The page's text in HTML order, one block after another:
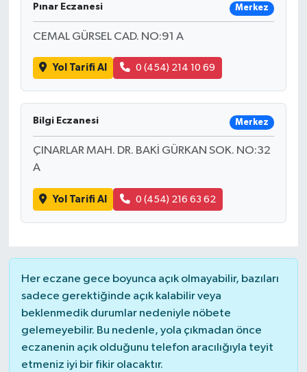
Pınar Eczanesi Merkez
CEMAL GÜRSEL CAD. NO:91 A
Yol Tarifi Al 0 (454) 214 10 69
Bilgi Eczanesi Merkez
ÇINARLAR MAH. DR. BAKİ GÜRKAN SOK. NO:32
A
Yol Tarifi Al 0 (454) 216 63 62
Her eczane gece boyunca açık olmayabilir, bazıları
sadece gerektiğinde açık kalabilir veya
beklenmedik durumlar nedeniyle nöbete
gelemeyebilir. Bu nedenle, yola çıkmadan önce
eczanenin açık olduğunu telefon aracılığıyla teyit
etmeniz iyi bir fikir olacaktır.
Yaşam
DÜNYA
YEREL